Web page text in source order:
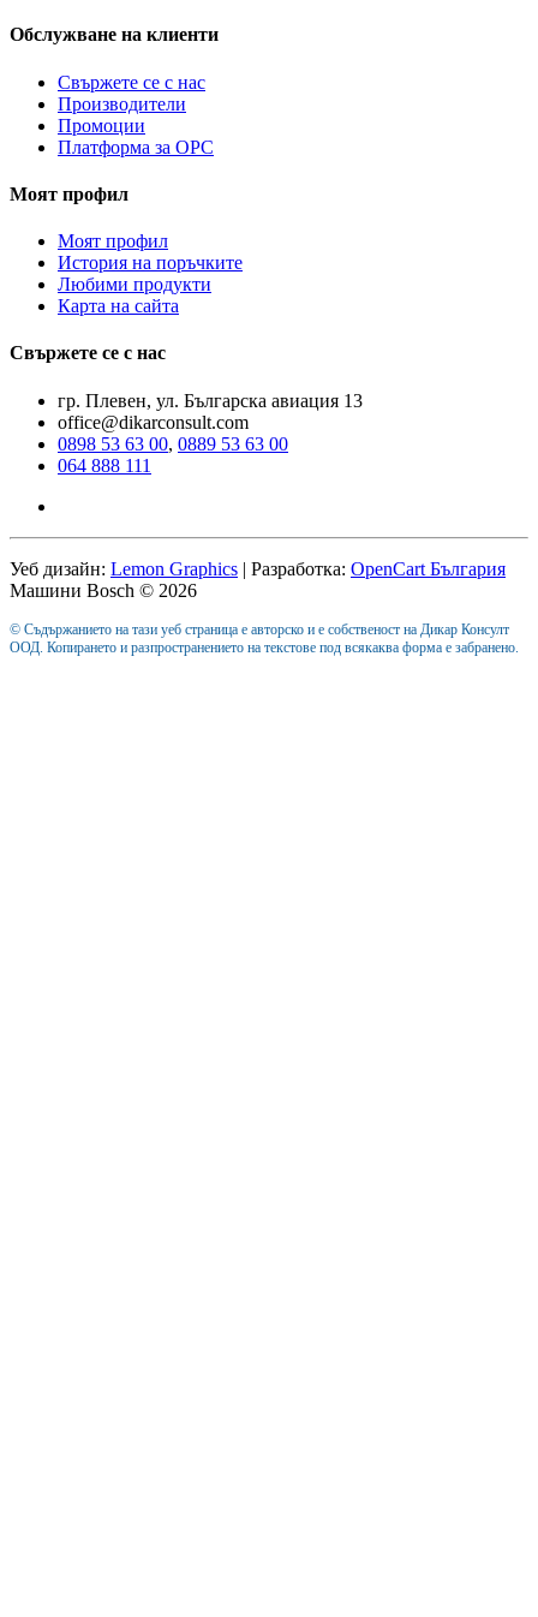
Обслужване на клиенти
Свържете се с нас
Производители
Промоции
Платформа за ОРС
Моят профил
Моят профил
История на поръчките
Любими продукти
Карта на сайта
Свържете се с нас
гр. Плевен, ул. Българска авиация 13
office@dikarconsult.com
0898 53 63 00, 0889 53 63 00
064 888 111
Уеб дизайн: Lemon Graphics | Разработка: OpenCart България
Машини Bosch © 2026
© Съдържанието на тази уеб страница е авторско и е собственост на Дикар Консулт
ООД. Копирането и разпространението на текстове под всякаква форма е забранено.